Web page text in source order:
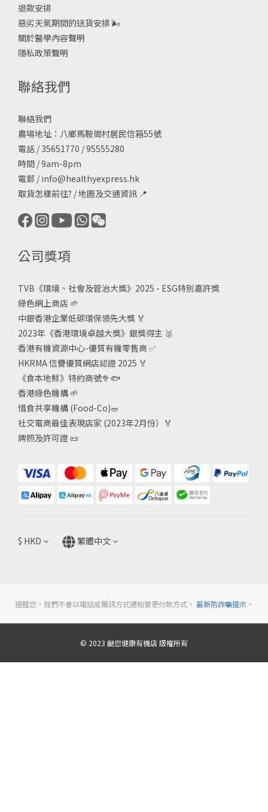
退款安排
惡劣天氣期間的送貨安排🌬
關於醫學內容聲明
隱私政策聲明
聯絡我們
聯絡我們
農場地址：八鄉馬鞍崗村居民信箱55號
電話 / 35651770 / 95555280
時間 / 9am-8pm
電郵 / info@healthyexpress.hk
取貨怎樣前往? /地圖及交通資訊 📍
公司獎項
TVB《環境、社會及管治大獎》2025 - ESG特別嘉許獎
綠色網上商店 🌱
中銀香港企業低碳環保領先大獎 🏅
2023年《香港環境卓越大獎》銀獎得主 🥈
香港有機資源中心-優質有機零售商✅
HKRMA 信譽優質網店認證 2025 🏅
《食本地鮮》特約商號🥦🐟
香港綠色機構 🌱
惜食共享機構 (Food-Co)🥗
社交電商最佳表現店家 (2023年2月份）🏅
牌照及許可證 📜
$ HKD 繁體中文
提醒您，我們不會以電話或簡訊方式通知變更付款方式。 最新防詐騙提示。
© 2023 餸您健康有機店 版權所有